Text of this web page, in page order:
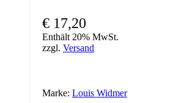
€ 17,20
Enthält 20% MwSt.
zzgl. Versand
Marke: Louis Widmer